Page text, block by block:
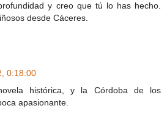
y creo que tú lo has hecho.
desde Cáceres.
0:18:00
histórica, y la Córdoba de los
apasionante.